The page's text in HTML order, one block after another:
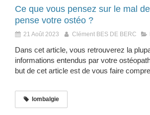
Ce que vous pensez sur le mal
pense votre ostéo ?
21 Août 2023 Clément BES DE BERC
Dans cet article, vous retrouverez la
informations entendus par votre
but de cet article est de vous faire
lombalgie